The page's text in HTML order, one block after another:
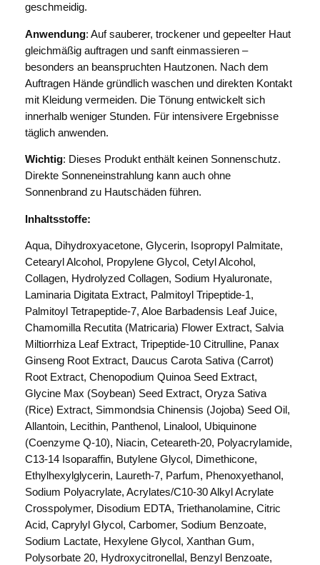
a
t
F
i
r
m
i
n
g
&
T
n
n
g
B
o
d
y
S
e
r
u
m
G
o
w
2
0
0
m
geschmeidig.
Anwendung: Auf sauberer, trockener und gepeelter Haut
gleichmäßig auftragen und sanft einmassieren –
besonders an beanspruchten Hautzonen. Nach dem
Auftragen Hände gründlich waschen und direkten Kontakt
mit Kleidung vermeiden. Die Tönung entwickelt sich
innerhalb weniger Stunden. Für intensivere Ergebnisse
täglich anwenden.
Wichtig: Dieses Produkt enthält keinen Sonnenschutz.
Direkte Sonneneinstrahlung kann auch ohne
Sonnenbrand zu Hautschäden führen.
Inhaltsstoffe:
Aqua, Dihydroxyacetone, Glycerin, Isopropyl Palmitate,
Cetearyl Alcohol, Propylene Glycol, Cetyl Alcohol,
Collagen, Hydrolyzed Collagen, Sodium Hyaluronate,
Laminaria Digitata Extract, Palmitoyl Tripeptide-1,
Palmitoyl Tetrapeptide-7, Aloe Barbadensis Leaf Juice,
Chamomilla Recutita (Matricaria) Flower Extract, Salvia
Miltiorrhiza Leaf Extract, Tripeptide-10 Citrulline, Panax
Ginseng Root Extract, Daucus Carota Sativa (Carrot)
Root Extract, Chenopodium Quinoa Seed Extract,
Glycine Max (Soybean) Seed Extract, Oryza Sativa
(Rice) Extract, Simmondsia Chinensis (Jojoba) Seed Oil,
Allantoin, Lecithin, Panthenol, Linalool, Ubiquinone
(Coenzyme Q-10), Niacin, Ceteareth-20, Polyacrylamide,
C13-14 Isoparaffin, Butylene Glycol, Dimethicone,
Ethylhexylglycerin, Laureth-7, Parfum, Phenoxyethanol,
Sodium Polyacrylate, Acrylates/C10-30 Alkyl Acrylate
Crosspolymer, Disodium EDTA, Triethanolamine, Citric
Acid, Caprylyl Glycol, Carbomer, Sodium Benzoate,
Sodium Lactate, Hexylene Glycol, Xanthan Gum,
Polysorbate 20, Hydroxycitronellal, Benzyl Benzoate,